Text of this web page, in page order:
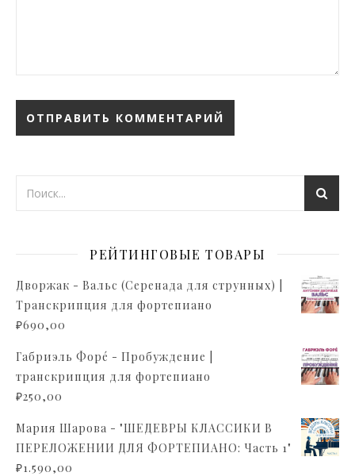
РЕЙТИНГОВЫЕ ТОВАРЫ
Дворжак - Вальс (Серенада для струнных) |
Транскрипция для фортепиано
₽690,00
Габриэль Форé - Пробуждение |
транскрипция для фортепиано
₽250,00
Мария Шарова - "ШЕДЕВРЫ КЛАССИКИ В
ПЕРЕЛОЖЕНИИ ДЛЯ ФОРТЕПИАНО: Часть 1"
₽1.590,00